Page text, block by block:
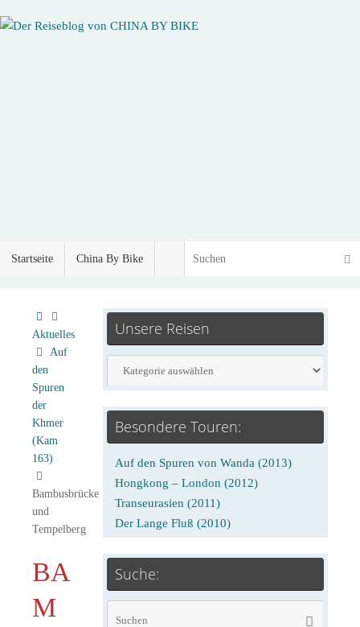
Startseite China By Bike
Aktuelles
Auf
den
Spuren
der
Khmer
(Kam
163)
Bambusbrücke
und
Tempelberg
BA
M
Unsere Reisen
Besondere Touren:
Auf den Spuren von Wanda (2013)
Hongkong – London (2012)
Transeurasien (2011)
Der Lange Fluß (2010)
Suche: